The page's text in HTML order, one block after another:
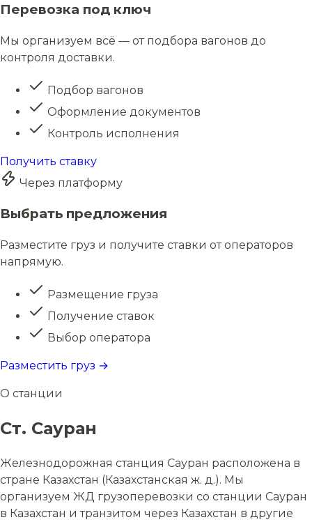
Перевозка под ключ
Мы организуем всё — от подбора вагонов до
контроля доставки.
Подбор вагонов
Оформление документов
Контроль исполнения
Получить ставку
Через платформу
Выбрать предложения
Разместите груз и получите ставки от операторов
напрямую.
Размещение груза
Получение ставок
Выбор оператора
Разместить груз →
О станции
Ст. Сауран
Железнодорожная станция Сауран расположена в
стране Казахстан (Казахстанская ж. д.). Мы
организуем ЖД грузоперевозки со станции Сауран
в Казахстан и транзитом через Казахстан в другие